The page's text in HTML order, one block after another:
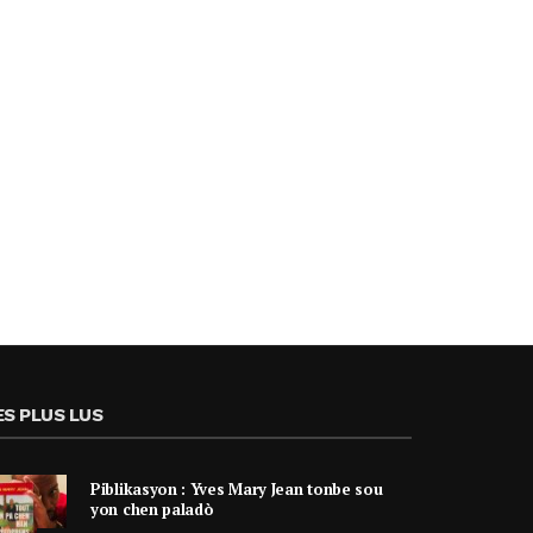
PLUS LUS
Piblikasyon : Yves Mary Jean tonbe sou
yon chen paladò